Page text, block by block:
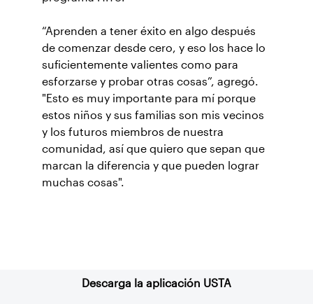
“Aprenden a tener éxito en algo después
de comenzar desde cero, y eso los hace lo
suficientemente valientes como para
esforzarse y probar otras cosas”, agregó.
"Esto es muy importante para mí porque
estos niños y sus familias son mis vecinos
y los futuros miembros de nuestra
comunidad, así que quiero que sepan que
marcan la diferencia y que pueden lograr
muchas cosas".
Descarga la aplicación USTA